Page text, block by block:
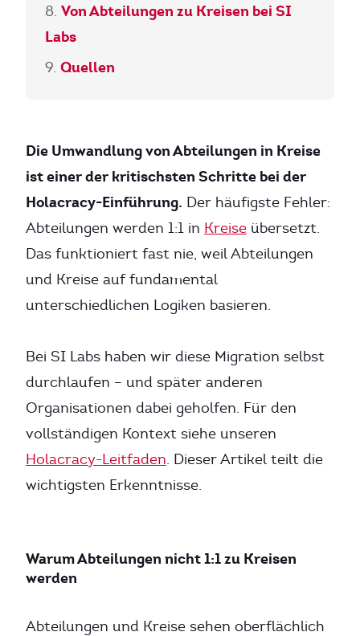
Von Abteilungen zu Kreisen bei SI
Labs
Quellen
Die Umwandlung von Abteilungen in Kreise
ist einer der kritischsten Schritte bei der
Holacracy-Einführung. Der häufigste Fehler:
Abteilungen werden 1:1 in Kreise übersetzt.
Das funktioniert fast nie, weil Abteilungen
und Kreise auf fundamental
unterschiedlichen Logiken basieren.
Bei SI Labs haben wir diese Migration selbst
durchlaufen – und später anderen
Organisationen dabei geholfen. Für den
vollständigen Kontext siehe unseren
Holacracy-Leitfaden. Dieser Artikel teilt die
wichtigsten Erkenntnisse.
Warum Abteilungen nicht 1:1 zu Kreisen
werden
Abteilungen und Kreise sehen oberflächlich